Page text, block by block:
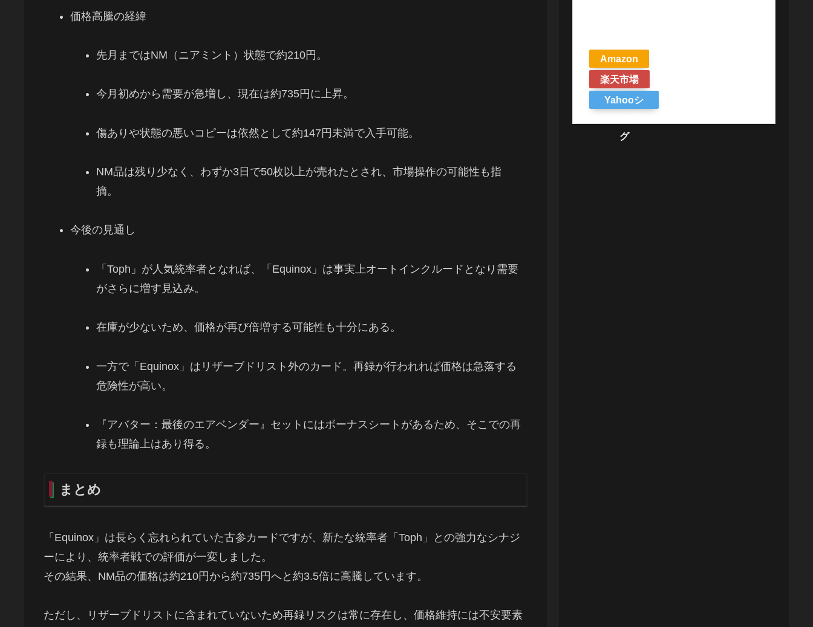
価格高騰の経緯
先月まではNM（ニアミント）状態で約210円。
今月初めから需要が急増し、現在は約735円に上昇。
傷ありや状態の悪いコピーは依然として約147円未満で入手可能。
NM品は残り少なく、わずか3日で50枚以上が売れたとされ、市場操作の可能性も指
摘。
今後の見通し
「Toph」が人気統率者となれば、「Equinox」は事実上オートインクルードとなり需要
がさらに増す見込み。
在庫が少ないため、価格が再び倍増する可能性も十分にある。
一方で「Equinox」はリザーブドリスト外のカード。再録が行われれば価格は急落する
危険性が高い。
『アバター：最後のエアベンダー』セットにはボーナスシートがあるため、そこでの再
録も理論上はあり得る。
まとめ
「Equinox」は長らく忘れられていた古参カードですが、新たな統率者「Toph」との強力なシナジ
ーにより、統率者戦での評価が一変しました。
その結果、NM品の価格は約210円から約735円へと約3.5倍に高騰しています。
ただし、リザーブドリストに含まれていないため再録リスクは常に存在し、価格維持には不安要素
Amazon
楽天市場
Yahooシ
グ